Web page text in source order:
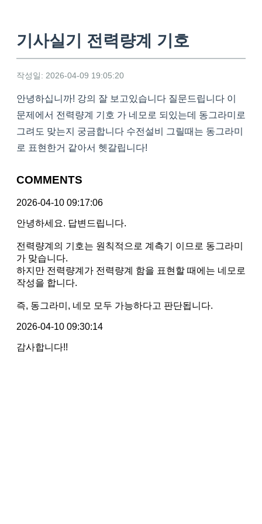
기사실기 전력량계 기호
작성일: 2026-04-09 19:05:20
안녕하십니까! 강의 잘 보고있습니다 질문드립니다 이
문제에서 전력량계 기호 가 네모로 되있는데 동그라미로
그려도 맞는지 궁금합니다 수전설비 그릴때는 동그라미
로 표현한거 같아서 헷갈립니다!
COMMENTS
2026-04-10 09:17:06
안녕하세요. 답변드립니다.
전력량계의 기호는 원칙적으로 계측기 이므로 동그라미
가 맞습니다.
하지만 전력량계가 전력량계 함을 표현할 때에는 네모로
작성을 합니다.
즉, 동그라미, 네모 모두 가능하다고 판단됩니다.
2026-04-10 09:30:14
감사합니다!!